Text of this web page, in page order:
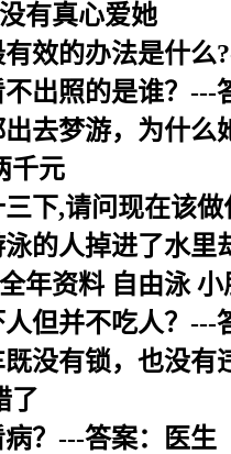
有真心爱她
效的办法是什么
出照的是谁？---
去梦游，为什
千元
下,请问现在该
的人掉进了水
年资料 自由泳 小
但并不吃人？---
没有锁，也没
了
？---答案：医生